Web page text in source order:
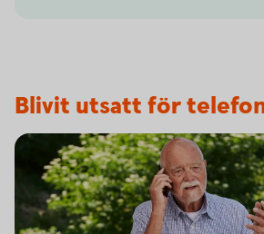
Blivit utsatt för